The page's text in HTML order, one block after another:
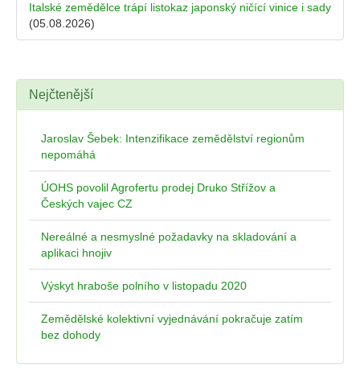
Italské zemědělce trápí listokaz japonský ničící vinice i sady
(05.08.2026)
Nejčtenější
Jaroslav Šebek: Intenzifikace zemědělství regionům
nepomáhá
ÚOHS povolil Agrofertu prodej Druko Střížov a
Českých vajec CZ
Nereálné a nesmyslné požadavky na skladování a
aplikaci hnojiv
Výskyt hraboše polního v listopadu 2020
Zemědělské kolektivní vyjednávání pokračuje zatím
bez dohody